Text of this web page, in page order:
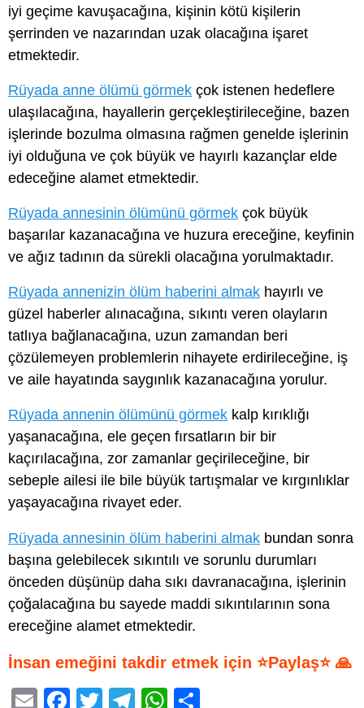
iyi geçime kavuşacağına, kişinin kötü kişilerin
şerrinden ve nazarından uzak olacağına işaret
etmektedir.
Rüyada anne ölümü görmek çok istenen hedeflere
ulaşılacağına, hayallerin gerçekleştirileceğine, bazen
işlerinde bozulma olmasına rağmen genelde işlerinin
iyi olduğuna ve çok büyük ve hayırlı kazançlar elde
edeceğine alamet etmektedir.
Rüyada annesinin ölümünü görmek çok büyük
başarılar kazanacağına ve huzura ereceğine, keyfinin
ve ağız tadının da sürekli olacağına yorulmaktadır.
Rüyada annenizin ölüm haberini almak hayırlı ve
güzel haberler alınacağına, sıkıntı veren olayların
tatlıya bağlanacağına, uzun zamandan beri
çözülemeyen problemlerin nihayete erdirileceğine, iş
ve aile hayatında saygınlık kazanacağına yorulur.
Rüyada annenin ölümünü görmek kalp kırıklığı
yaşanacağına, ele geçen fırsatların bir bir
kaçırılacağına, zor zamanlar geçirileceğine, bir
sebeple ailesi ile bile büyük tartışmalar ve kırgınlıklar
yaşayacağına rivayet eder.
Rüyada annesinin ölüm haberini almak bundan sonra
başına gelebilecek sıkıntılı ve sorunlu durumları
önceden düşünüp daha sıkı davranacağına, işlerinin
çoğalacağına bu sayede maddi sıkıntılarının sona
ereceğine alamet etmektedir.
İnsan emeğini takdir etmek için ⭐Paylaş⭐ 🙏
E
F
T
T
W